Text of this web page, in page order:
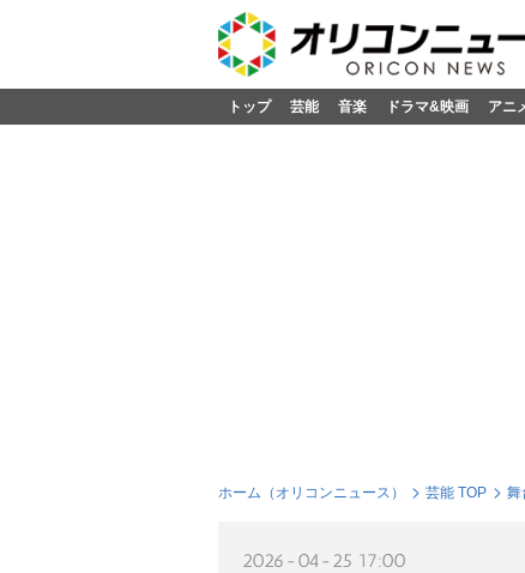
トップ 芸能 音楽 ドラマ&映画 アニ
ホーム（オリコンニュース） 芸能 TOP 舞
2026-04-25 17:00